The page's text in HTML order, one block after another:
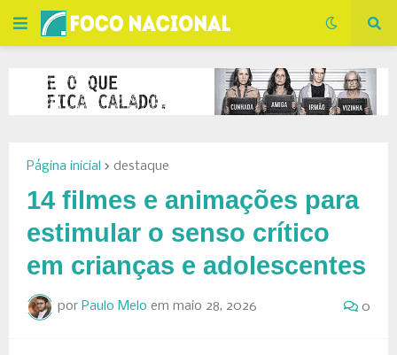
Página inicial destaque
14 filmes e animações para
estimular o senso crítico
em crianças e adolescentes
por Paulo Melo em maio 28, 2026 0